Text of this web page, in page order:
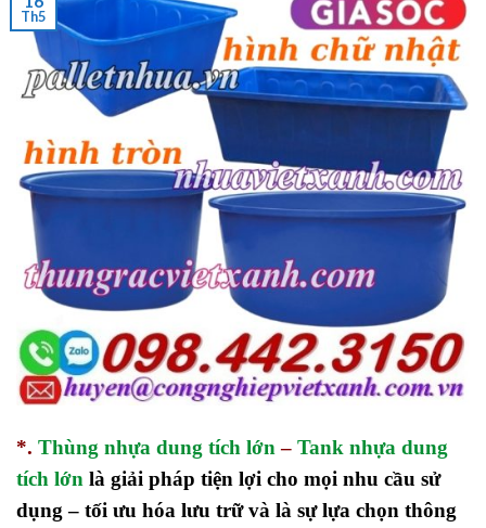
Th5
*. Thùng nhựa dung tích lớn – Tank nhựa dung
tích lớn là giải pháp tiện lợi cho mọi nhu cầu sử
dụng – tối ưu hóa lưu trữ và là sự lựa chọn thông